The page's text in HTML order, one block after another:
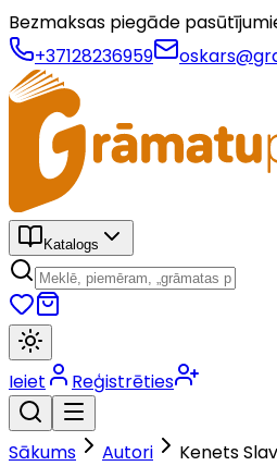
Bezmaksas piegāde
+37128236959
Katalogs
Ieiet Reģistrēties
Sākums Autori Kenets